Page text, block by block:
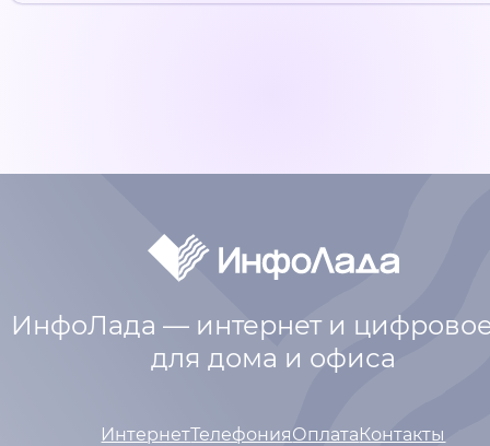
ИнфоЛада — интернет и
для дома и офиса
ИнтернетТелефонияОплатаКонтакты